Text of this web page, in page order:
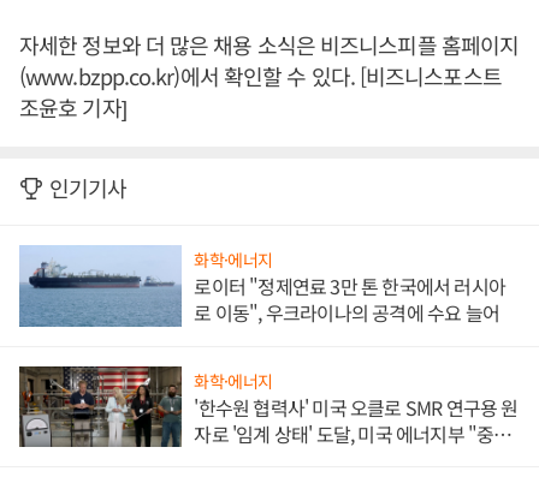
자세한 정보와 더 많은 채용 소식은 비즈니스피플 홈페이지
(www.bzpp.co.kr)에서 확인할 수 있다. [비즈니스포스트
조윤호 기자]
인기기사
화학·에너지
로이터 "정제연료 3만 톤 한국에서 러시아
로 이동", 우크라이나의 공격에 수요 늘어
화학·에너지
'한수원 협력사' 미국 오클로 SMR 연구용 원
자로 '임계 상태' 도달, 미국 에너지부 "중요